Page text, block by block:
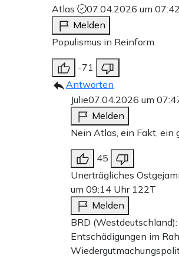
Atlas
07.04.2026 um
Melden
Populismus in Reinform.
-71
Antworten
Julie07.04.2026 um
Melden
Nein Atlas, ein Fakt, ein
45
Unerträgliches
um 09:14 Uhr 122T
Melden
BRD
Entschädigungen im